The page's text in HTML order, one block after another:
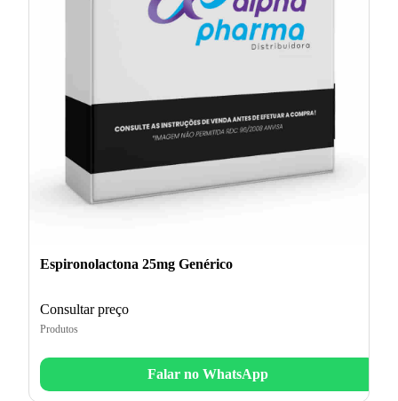
Espironolactona 25mg Genérico
Consultar preço
Produtos
Falar no WhatsApp